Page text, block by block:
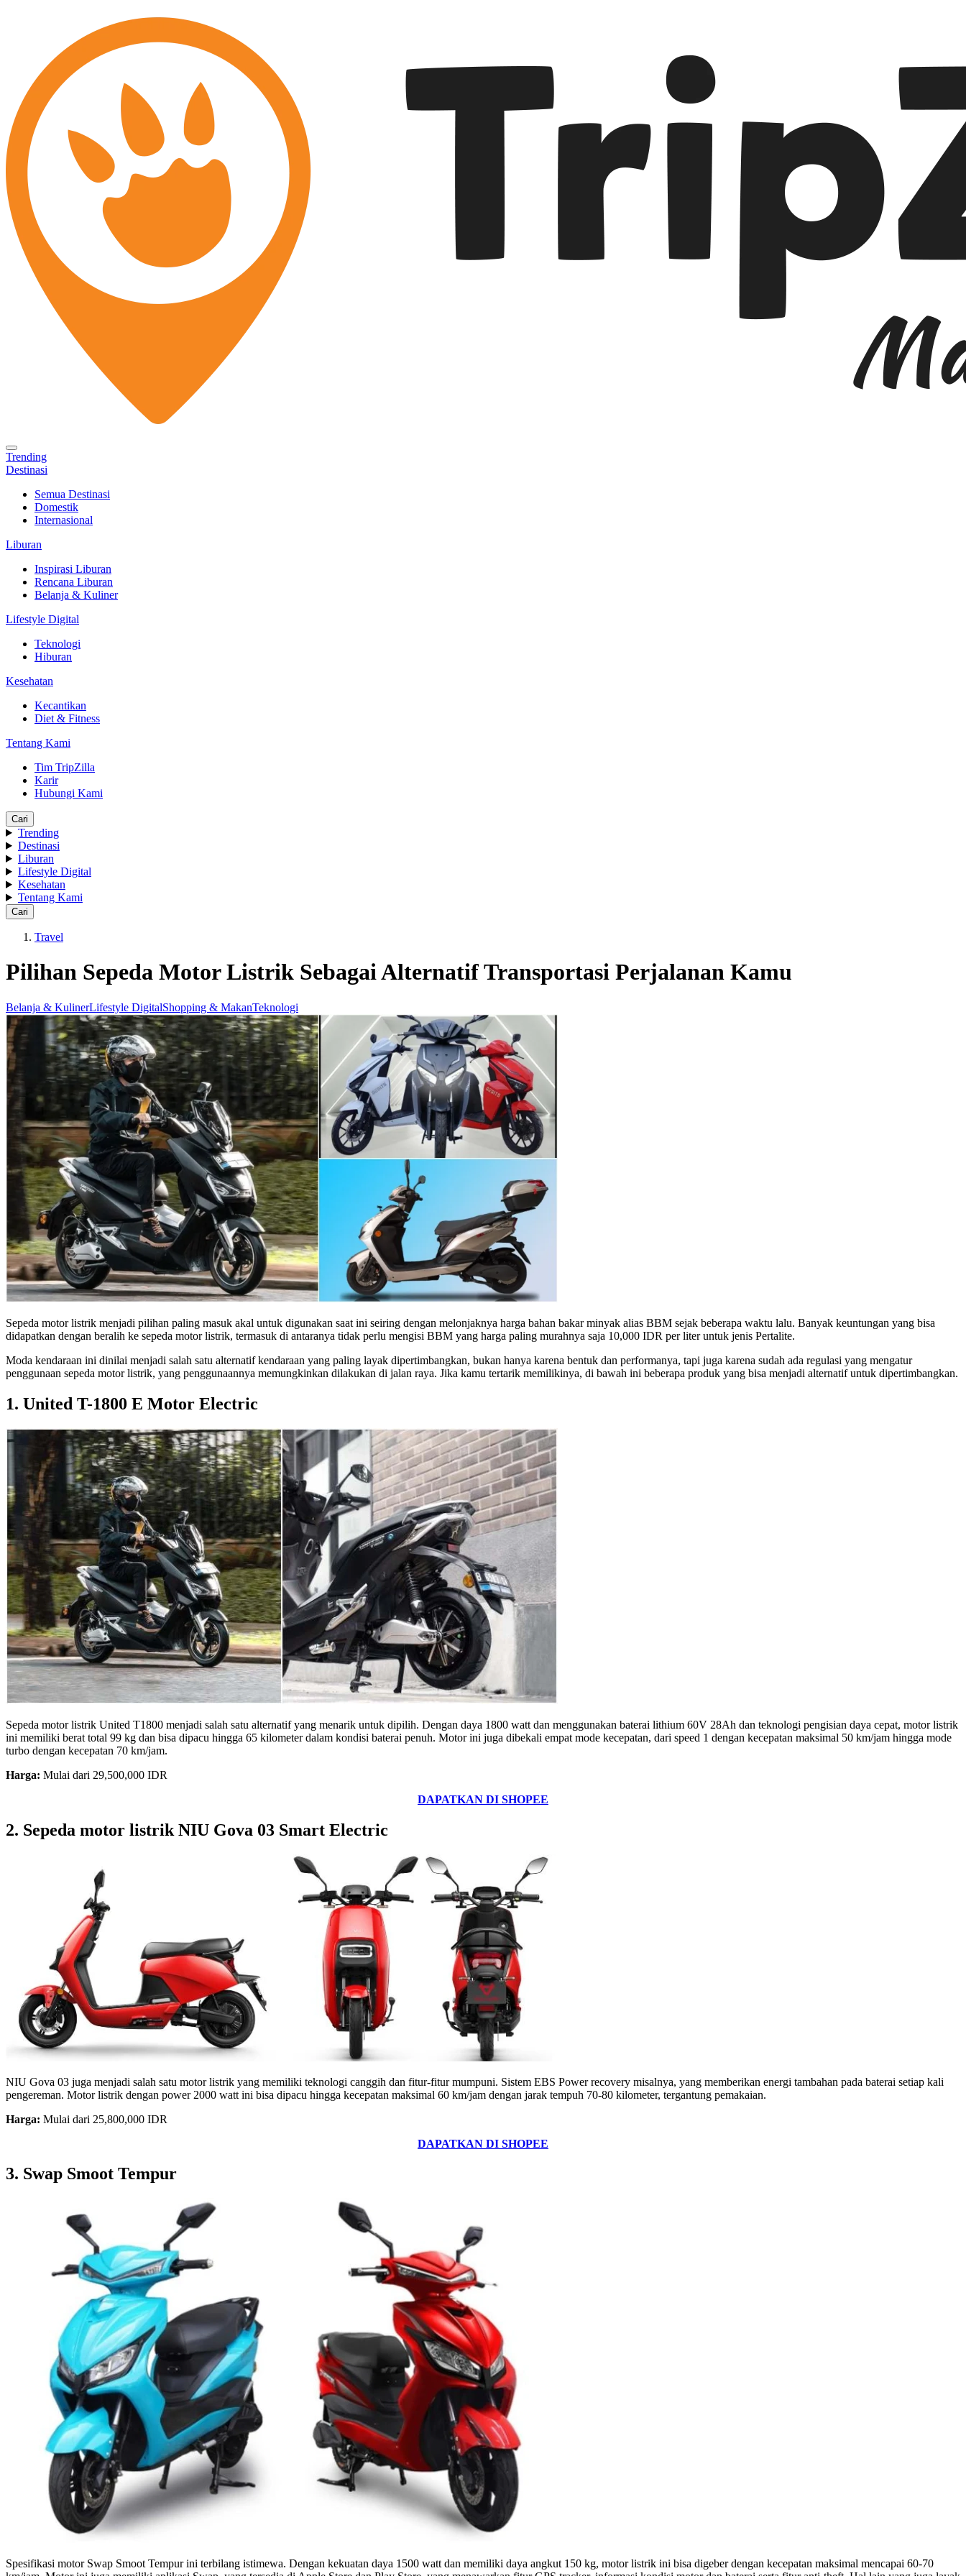
Trending
Destinasi
Semua Destinasi
Domestik
Internasional
Liburan
Inspirasi Liburan
Rencana Liburan
Belanja & Kuliner
Lifestyle Digital
Teknologi
Hiburan
Kesehatan
Kecantikan
Diet & Fitness
Tentang Kami
Tim TripZilla
Karir
Hubungi Kami
Cari
Trending
Destinasi
Liburan
Lifestyle Digital
Kesehatan
Tentang Kami
Cari
Travel
Pilihan Sepeda Motor Listrik Sebagai Alternatif Transportasi Perjalanan Kamu
Belanja & KulinerLifestyle DigitalShopping & MakanTeknologi
Sepeda motor listrik menjadi pilihan paling masuk akal untuk digunakan saat ini seiring dengan melonjaknya harga bahan bakar minyak alias BBM sejak beberapa waktu lalu. Banyak keuntungan yang bisa
didapatkan dengan beralih ke sepeda motor listrik, termasuk di antaranya tidak perlu mengisi BBM yang harga paling murahnya saja 10,000 IDR per liter untuk jenis Pertalite.
Moda kendaraan ini dinilai menjadi salah satu alternatif kendaraan yang paling layak dipertimbangkan, bukan hanya karena bentuk dan performanya, tapi juga karena sudah ada regulasi yang mengatur
penggunaan sepeda motor listrik, yang penggunaannya memungkinkan dilakukan di jalan raya. Jika kamu tertarik memilikinya, di bawah ini beberapa produk yang bisa menjadi alternatif untuk dipertimbangkan.
1. United T-1800 E Motor Electric
Sepeda motor listrik United T1800 menjadi salah satu alternatif yang menarik untuk dipilih. Dengan daya 1800 watt dan menggunakan baterai lithium 60V 28Ah dan teknologi pengisian daya cepat, motor listrik
ini memiliki berat total 99 kg dan bisa dipacu hingga 65 kilometer dalam kondisi baterai penuh. Motor ini juga dibekali empat mode kecepatan, dari speed 1 dengan kecepatan maksimal 50 km/jam hingga mode
turbo dengan kecepatan 70 km/jam.
Harga: Mulai dari 29,500,000 IDR
DAPATKAN DI SHOPEE
2. Sepeda motor listrik NIU Gova 03 Smart Electric
NIU Gova 03 juga menjadi salah satu motor listrik yang memiliki teknologi canggih dan fitur-fitur mumpuni. Sistem EBS Power recovery misalnya, yang memberikan energi tambahan pada baterai setiap kali
pengereman. Motor listrik dengan power 2000 watt ini bisa dipacu hingga kecepatan maksimal 60 km/jam dengan jarak tempuh 70-80 kilometer, tergantung pemakaian.
Harga: Mulai dari 25,800,000 IDR
DAPATKAN DI SHOPEE
3. Swap Smoot Tempur
Spesifikasi motor Swap Smoot Tempur ini terbilang istimewa. Dengan kekuatan daya 1500 watt dan memiliki daya angkut 150 kg, motor listrik ini bisa digeber dengan kecepatan maksimal mencapai 60-70